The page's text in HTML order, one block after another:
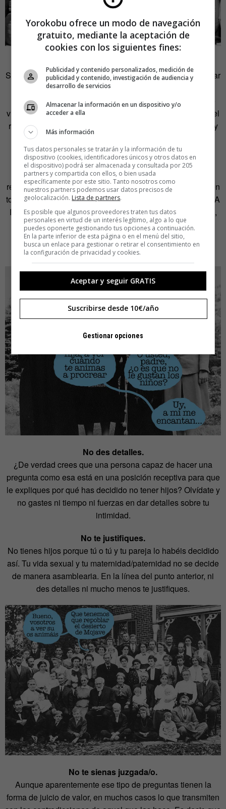
Si crees que personas tan intrusivas son capaces de recular
si les respondes de manera cortante y contundente, te
equivocas. Lejos de ello, se ofenderán, aparecerán como
víctimas de tu supuesta agresividad y sumarán el apoyo del
resto de familiares que arremeterán contra ti. Mejor pasar y
Responde «a la gallega».
Cuando te pregunten por qué no quieres tener hijos,
responde «¿por qué quisiste tenerlos tú?». La conversación
tomará una nueva dirección y te permitirá escurrir el bulto. A
Rajoy le funciona siempre y a ti no tendría por qué fallarte,
salvo que te pregunte tu tío el cura. O no, que ya dice el
refranero eso de «nunca digas de este agua no beberé ni
este cura no es mi padre».
No des detalles.
¿De verdad crees que una persona capaz de hacer una
pregunta como esa está en una posición receptiva para que
le expliques por qué has decidido no tener hijos? Olvídate y
no gastes ni tiempo ni fuerzas en dar detalles sobre tu
intimidad.
No te justifiques.
No tienes hijos porque tú o tú y tu pareja lo habéis decidido
así. Tu vida sexual y tu maternidad/paternidad no se decide
de manera asamblearia. En la línea del punto anterior, ni
des detalles ni mucho menos te justifiques.
No te sienas juzgada/o.
Aunque aparentemente ese tipo de preguntas tienen la
forma de juicio de valor, en muchos casos lo que transmiten
Yorokobu ofrece un modo de navegación
gratuito, mediante la aceptación de
cookies con los siguientes fines:
Publicidad y contenido personalizados, medición de
publicidad y contenido, investigación de audiencia y
desarrollo de servicios
Almacenar la información en un dispositivo y/o
acceder a ella
Más información
Tus datos personales se tratarán y la información de tu
dispositivo (cookies, identificadores únicos y otros datos en
el dispositivo) podrá ser almacenada y consultada por 205
partners y compartida con ellos, o bien usada
específicamente por este sitio. Tanto nosotros como
nuestros partners podemos usar datos precisos de
geolocalización. Lista de partners.
Es posible que algunos proveedores traten tus datos
personales en virtud de un interés legítimo, algo a lo que
puedes oponerte gestionando tus opciones a continuación.
En la parte inferior de esta página o en el menú del sitio,
busca un enlace para gestionar o retirar el consentimiento en
la configuración de privacidad y cookies.
Aceptar y seguir GRATIS
Suscribirse desde 10€/año
Gestionar opciones